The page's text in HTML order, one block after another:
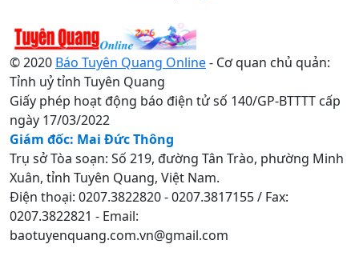
© 2020 Báo Tuyên Quang Online- Cơ quan chủ quản:
Tỉnh uỷ tỉnh Tuyên Quang
Giấy phép hoạt động báo điện tử số 140/GP-BTTTT cấp
ngày 17/03/2022
Giám đốc: Mai Đức Thông
Trụ sở Tòa soạn: Số 219, đường Tân Trào, phường Minh
Xuân, tỉnh Tuyên Quang, Việt Nam.
Điện thoại: 0207.3822820 - 0207.3817155 / Fax:
0207.3822821 - Email:
baotuyenquang.com.vn@gmail.com